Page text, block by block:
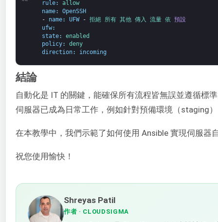
rule:
allow
name:
OpenSSH
-
name: UFW - 拒絕 所有 其他 傳入 流量 依 預設
ufw:
state:
enabled
policy:
deny
direction: incoming
結論
自動化是 IT 的關鍵，能確保所有流程皆無誤並遵循標
伺服器已成為日常工作，例如針對預備環境（staging
在本教學中，我們示範了如何使用 Ansible 實現伺服
祝您使用愉快！
Shreyas Patil
作者 · CLOUDSIGMA